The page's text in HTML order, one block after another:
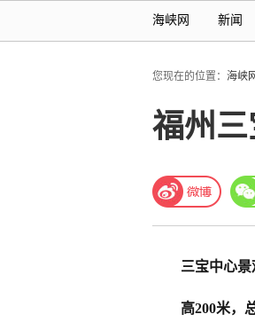
海峡网 新闻
您现在的位置： 海峡
福州
三宝中心
高200米，